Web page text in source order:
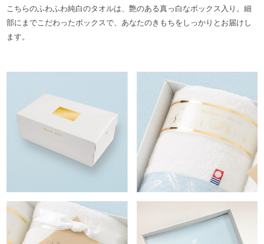
こちらのふわふわ純白のタオルは、艶のある真っ白なボックス入り。細
部にまでこだわったボックスで、あなたのきもちをしっかりとお届けし
ます。